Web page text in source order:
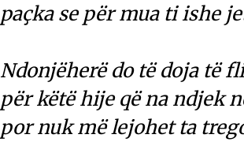
paçka se për mua ti ishe
Ndonjëherë do të doja të
për këtë hije që na ndjek
por nuk më lejohet ta